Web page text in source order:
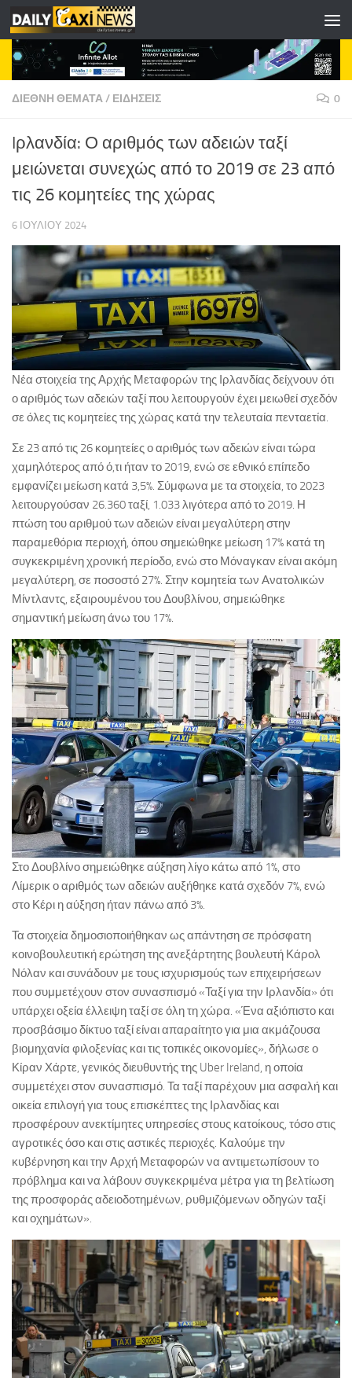
Skip to content
ΔΙΕΘΝΗ ΘΕΜΑΤΑ/ ΕΙΔΗΣΕΙΣ 0
Iρλανδία: Ο αριθμός των αδειών ταξί
μειώνεται συνεχώς από το 2019 σε 23 από
τις 26 κομητείες της χώρας
6 ΙΟΥΛΊΟΥ 2024
Νέα στοιχεία της Αρχής Μεταφορών της Ιρλανδίας δείχνουν ότι
ο αριθμός των αδειών ταξί που λειτουργούν έχει μειωθεί σχεδόν
σε όλες τις κομητείες της χώρας κατά την τελευταία πενταετία.
Σε 23 από τις 26 κομητείες ο αριθμός των αδειών είναι τώρα
χαμηλότερος από ό,τι ήταν το 2019, ενώ σε εθνικό επίπεδο
εμφανίζει μείωση κατά 3,5%. Σύμφωνα με τα στοιχεία, το 2023
λειτουργούσαν 26.360 ταξί, 1.033 λιγότερα από το 2019. Η
πτώση του αριθμού των αδειών είναι μεγαλύτερη στην
παραμεθόρια περιοχή, όπου σημειώθηκε μείωση 17% κατά τη
συγκεκριμένη χρονική περίοδο, ενώ στο Μόναγκαν είναι ακόμη
μεγαλύτερη, σε ποσοστό 27%. Στην κομητεία των Ανατολικών
Μίντλαντς, εξαιρουμένου του Δουβλίνου, σημειώθηκε
σημαντική μείωση άνω του 17%.
Στο Δουβλίνο σημειώθηκε αύξηση λίγο κάτω από 1%, στο
Λίμερικ ο αριθμός των αδειών αυξήθηκε κατά σχεδόν 7%, ενώ
στο Κέρι η αύξηση ήταν πάνω από 3%.
Τα στοιχεία δημοσιοποιήθηκαν ως απάντηση σε πρόσφατη
κοινοβουλευτική ερώτηση της ανεξάρτητης βουλευτή Κάρολ
Νόλαν και συνάδουν με τους ισχυρισμούς των επιχειρήσεων
που συμμετέχουν στον συνασπισμό «Ταξί για την Ιρλανδία» ότι
υπάρχει οξεία έλλειψη ταξί σε όλη τη χώρα. «Ένα αξιόπιστο και
προσβάσιμο δίκτυο ταξί είναι απαραίτητο για μια ακμάζουσα
βιομηχανία φιλοξενίας και τις τοπικές οικονομίες», δήλωσε ο
Κίραν Χάρτε, γενικός διευθυντής της Uber Ireland, η οποία
συμμετέχει στον συνασπισμό. Τα ταξί παρέχουν μια ασφαλή και
οικεία επιλογή για τους επισκέπτες της Ιρλανδίας και
προσφέρουν ανεκτίμητες υπηρεσίες στους κατοίκους, τόσο στις
αγροτικές όσο και στις αστικές περιοχές. Καλούμε την
κυβέρνηση και την Αρχή Μεταφορών να αντιμετωπίσουν το
πρόβλημα και να λάβουν συγκεκριμένα μέτρα για τη βελτίωση
της προσφοράς αδειοδοτημένων, ρυθμιζόμενων οδηγών ταξί
και οχημάτων».